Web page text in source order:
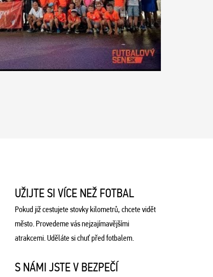
UŽIJTE SI VÍCE NEŽ FOTBAL
Pokud již cestujete stovky kilometrů, chcete vidět
město. Provedeme vás nejzajímavějšími
atrakcemi. Uděláte si chuť před fotbalem.
S NÁMI JSTE V BEZPEČÍ